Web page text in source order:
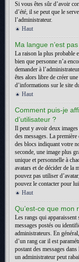
Si vous êtes sûr d’avoir
d’été, il se peut que le
l’administrateur.
Haut
Ma langue n’est
La raison la plus probable
bien que personne n’a
demander à
êtes alors libre de créer
d’informations sur le site
Haut
Comment puis-je
d’utilisateur ?
Il peut y avoir deux
des messages. La
des blocs indiquant votre
seconde, une image plus
unique et personnelle à
avatars et de décider de la
pouvez pas utiliser
pouvez le contacter pour
Haut
Qu’est-ce que mon
Les rangs qui
messages postés ou
administrateurs. En
d’un rang car il est
postant des messages
un administrateur peut